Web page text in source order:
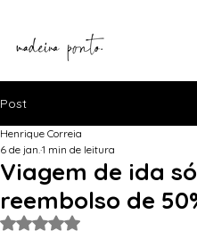
Post
Viagem de ida
reembolso de
Henrique Correia
6 de jan.1 min de leitura
Avaliado com NaN de 5